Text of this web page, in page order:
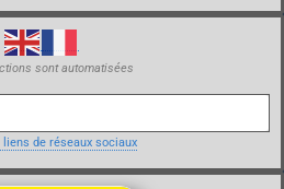
sont automatisées
de réseaux sociaux